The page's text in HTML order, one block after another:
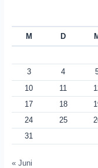
M D
3
4
10
11
17
18
24
25
31
« Juni